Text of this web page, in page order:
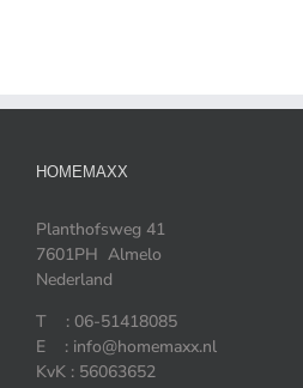
HOMEMAXX
Planthofsweg 41
7601PH Almelo
Nederland
T : 06-51418085
E : info@homemaxx.nl
KvK : 56063652